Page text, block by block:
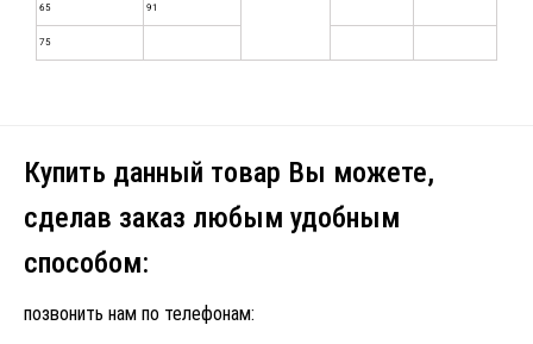
65 91
75
Купить данный товар Вы можете,
сделав заказ любым удобным
способом:
позвонить нам по телефонам: